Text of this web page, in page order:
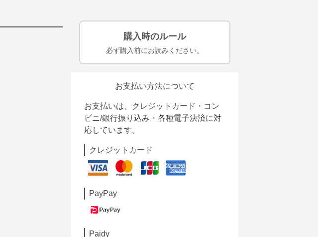
購入時のルール
必ず購入前にお読みください。
お支払い方法について
お支払いは、クレジットカード・コン
ビニ/銀行振り込み・各種電子決済に対
応しています。
クレジットカード
PayPay
Paidy